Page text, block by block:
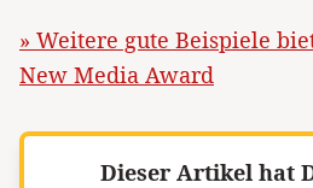
» Weitere gute Beispiele
New Media Award
Dieser Artikel hat